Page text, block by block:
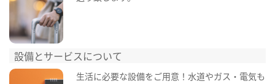
設備とサービスについて
生活に必要な設備をご用意！水道やガス・電気も